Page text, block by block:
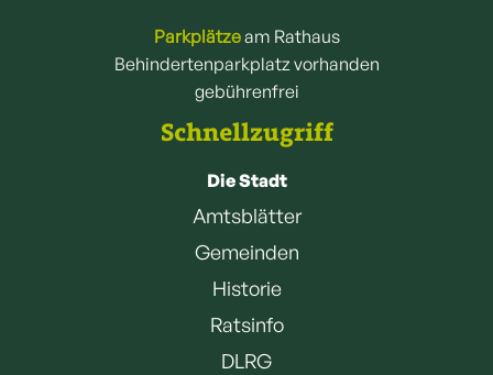
Parkplätzeam Rathaus
Behindertenparkplatz vorhanden
gebührenfrei
Schnellzugriff
Die Stadt
Amtsblätter
Gemeinden
Historie
Ratsinfo
DLRG